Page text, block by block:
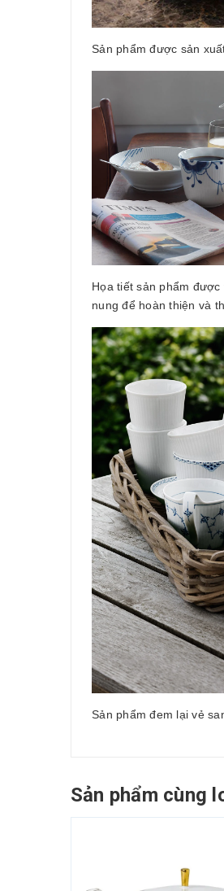
Sản phẩm được sản
Họa tiết sản phẩm
nung để hoàn thiện và
Sản phẩm đem lại vẻ
Sản phẩm cùng